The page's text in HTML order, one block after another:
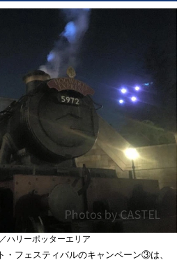
ハリーポッターエリア
・フェスティバルのキャンペーン③は、